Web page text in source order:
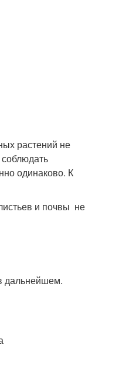
растений не
одинаково. К
и почвы не
дальнейшем.